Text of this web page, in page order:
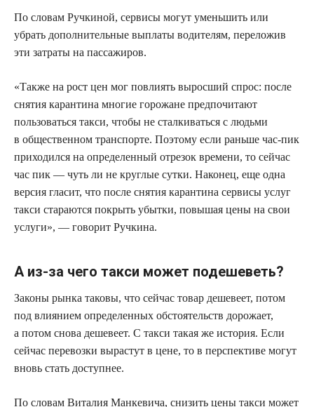
По словам Ручкиной, сервисы могут уменьшить или
убрать дополнительные выплаты водителям, переложив
эти затраты на пассажиров.
«Также на рост цен мог повлиять выросший спрос: после
снятия карантина многие горожане предпочитают
пользоваться такси, чтобы не сталкиваться с людьми
в общественном транспорте. Поэтому если раньше час-пик
приходился на определенный отрезок времени, то сейчас
час пик — чуть ли не круглые сутки. Наконец, еще одна
версия гласит, что после снятия карантина сервисы услуг
такси стараются покрыть убытки, повышая цены на свои
услуги», — говорит Ручкина.
А из-за чего такси может подешеветь?
Законы рынка таковы, что сейчас товар дешевеет, потом
под влиянием определенных обстоятельств дорожает,
а потом снова дешевеет. С такси такая же история. Если
сейчас перевозки вырастут в цене, то в перспективе могут
вновь стать доступнее.
По словам Виталия Манкевича, снизить цены такси может